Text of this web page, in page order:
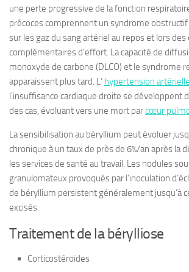
une perte progressive de la fonction
précoces comprennent un syndrome
sur les gaz du sang artériel au repos et lors
complémentaires d’effort. La capacité de
monoxyde de carbone (DLCO) et le syndrome
apparaissent plus tard. L’ hypertension
l’insuffisance cardiaque droite se développent
des cas, évoluant vers une mort parcœur
La sensibilisation au béryllium peut évoluer
chronique à un taux de près de 6%/an après la
les services de santé au travail. Les nodules
granulomateux provoqués par l’inoculation
de béryllium persistent généralement jusqu’à
excisés.
Traitement de la bérylliose
Corticostéroïdes